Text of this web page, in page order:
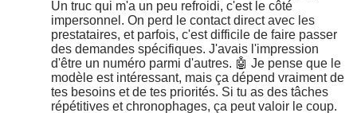
Un truc qui m'a un peu refroidi, c'est le côté
impersonnel. On perd le contact direct avec les
prestataires, et parfois, c'est difficile de faire passer
des demandes spécifiques. J'avais l'impression
d'être un numéro parmi d'autres. 🤖 Je pense que le
modèle est intéressant, mais ça dépend vraiment de
tes besoins et de tes priorités. Si tu as des tâches
répétitives et chronophages, ça peut valoir le coup.